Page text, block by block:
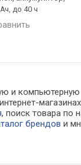
до 40 ч
и
, поиск товара по
брендов и